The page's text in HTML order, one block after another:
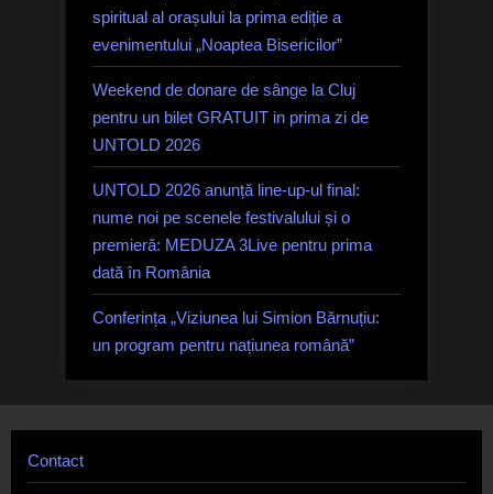
spiritual al orașului la prima ediție a
evenimentului „Noaptea Bisericilor”
Weekend de donare de sânge la Cluj
pentru un bilet GRATUIT in prima zi de
UNTOLD 2026
UNTOLD 2026 anunță line-up-ul final:
nume noi pe scenele festivalului și o
premieră: MEDUZA 3Live pentru prima
dată în România
Conferința „Viziunea lui Simion Bărnuțiu:
un program pentru națiunea română”
Contact